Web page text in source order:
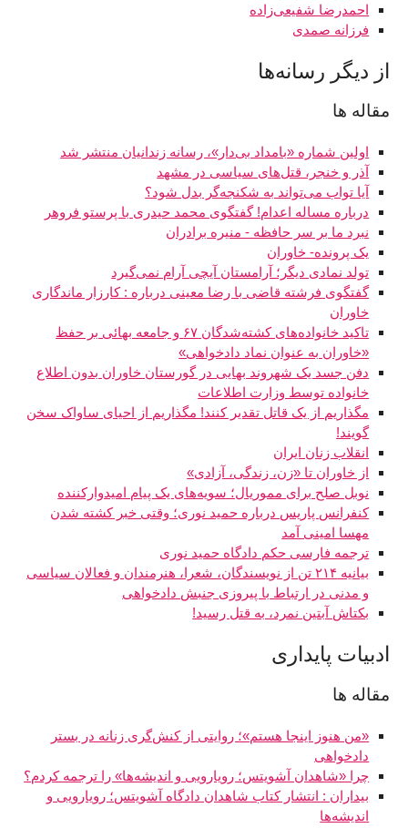
احمدرضا شفیعی‌زاده
فرزانه صمدی
از دیگر رسانه‌ها
مقاله ها
اولین شماره «بامداد بی‌دار»، رسانه زندانیان منتشر شد
آذر و خنجر، قتل‌های سیاسی در مشهد
آیا تواب می‌تواند به شکنجه‌گر بدل شود؟
درباره مساله اعدام! گفتگوی محمد حیدری با پرستو فروهر
نبرد ما بر سر حافظه - منیره برادران
یک پرونده- خاوران
تولد نمادی دیگر؛ آرامستان آیچی آرام نمی‌گیرد
گفتگوی فرشته قاضی با رضا معینی درباره : کارزار ماندگاری
خاوران
تاکید خانواده‌های کشته‌شدگان ۶۷ و جامعه بهائی بر حفظ
«خاوران به عنوان نماد دادخواهی»
دفن جسد یک شهروند بهایی در گورستان خاوران بدون اطلاع
خانواده توسط وزارت اطلاعات
مگذاریم از یک قاتل تقدیر ‌کنند! مگذاریم از احیای ساواک سخن
‌گویند!
انقلاب زنان ایران
از خاوران تا «زن، زندگی، آزادی»
نوبل صلح برای مموریال؛ سویه‌های یک پیام امیدوارکننده
کنفرانس پاریس درباره حمید نوری؛ وقتی خبر کشته شدن
مهسا امینی آمد
ترجمه فارسی حکم دادگاه حمید نوری
بیانیه ۲۱۴ تن از نویسندگان، شعرا، هنرمندان و فعالان سیاسی
و مدنی در ارتباط با پیروزی جنبش دادخواهی
بکتاش آبتین نمرد، به قتل رسید!
ادبيات پايداری
مقاله ها
«من هنوز اینجا هستم»؛ روایتی از کنش‌گری زنانه در بستر
دادخواهی
چرا «شاهدان آشویتس؛ رویارویی و اندیشه‌ها» را ترجمه کردم؟
بیداران : انتشار کتاب شاهدان دادگاه آشویتس؛ رویارویی و
اندیشه‌ها